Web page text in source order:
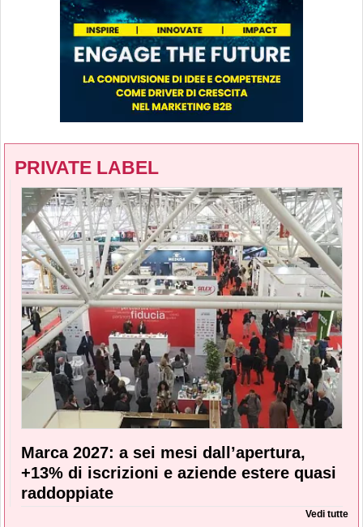
PRIVATE LABEL
Marca 2027: a sei mesi dall’apertura,
+13% di iscrizioni e aziende estere quasi
raddoppiate
Vedi tutte